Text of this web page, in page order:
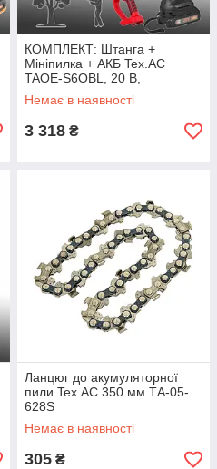
КОМПЛЕКТ: Штанга +
Мініпилка + АКБ Tex.AC
TAOE-S6OBL, 20 В,
безщітковий двигун, (+ кейс
та АКБ)
Немає в наявності
3 318 ₴
Ланцюг до акумуляторної
пили Tex.AC 350 мм ТА-05-
628S
Немає в наявності
305 ₴